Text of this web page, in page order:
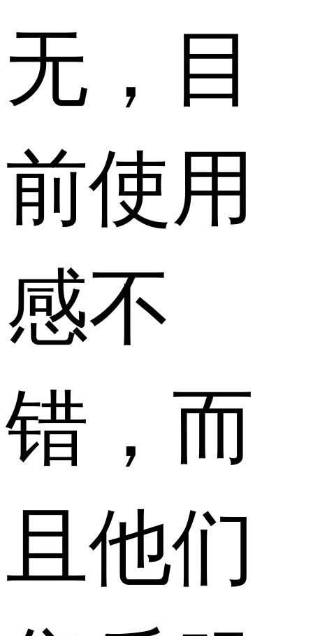
无，目
前使用
感不
错，而
且他们